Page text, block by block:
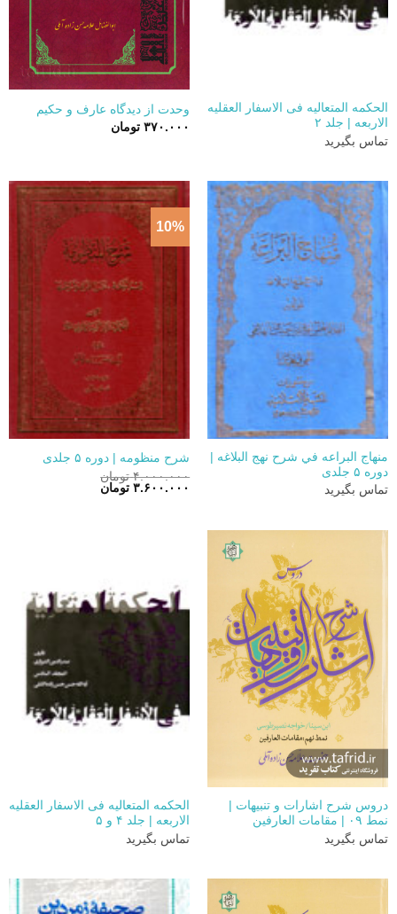
الحکمه المتعالیه فی الاسفار العقلیه
الاربعه | جلد ۲
تماس بگیرید
وحدت از دیدگاه عارف و حکیم
۳۷۰.۰۰۰ تومان
منهاج البراعه في شرح نهج البلاغه |
دوره ۵ جلدی
تماس بگیرید
10%
شرح منظومه | دوره ۵ جلدی
۴.۰۰۰.۰۰۰ تومان
قیمت
۳.۶۰۰.۰۰۰ تومانقیمت
دروس شرح اشارات و تنبیهات |
نمط ۰۹ | مقامات العارفین
تماس بگیرید
الحکمه المتعالیه فی الاسفار العقلیه
الاربعه | جلد ۴ و ۵
تماس بگیرید